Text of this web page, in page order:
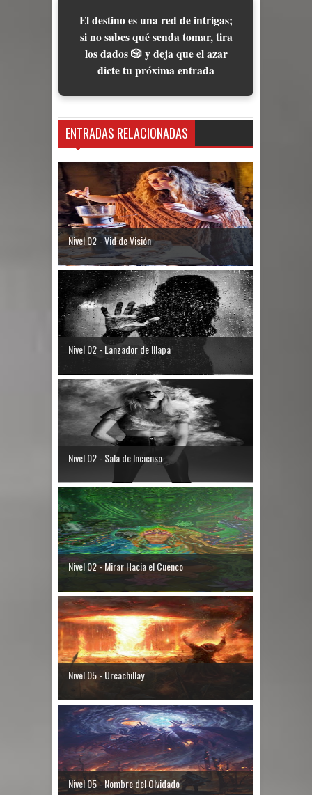
El destino es una red de intrigas;
si no sabes qué senda tomar, tira
los dados 🎲 y deja que el azar
dicte tu próxima entrada
ENTRADAS RELACIONADAS
Nivel 02 - Vid de Visión
Nivel 02 - Lanzador de Illapa
Nivel 02 - Sala de Incienso
Nivel 02 - Mirar Hacia el Cuenco
Nivel 05 - Urcachillay
Nivel 05 - Nombre del Olvidado